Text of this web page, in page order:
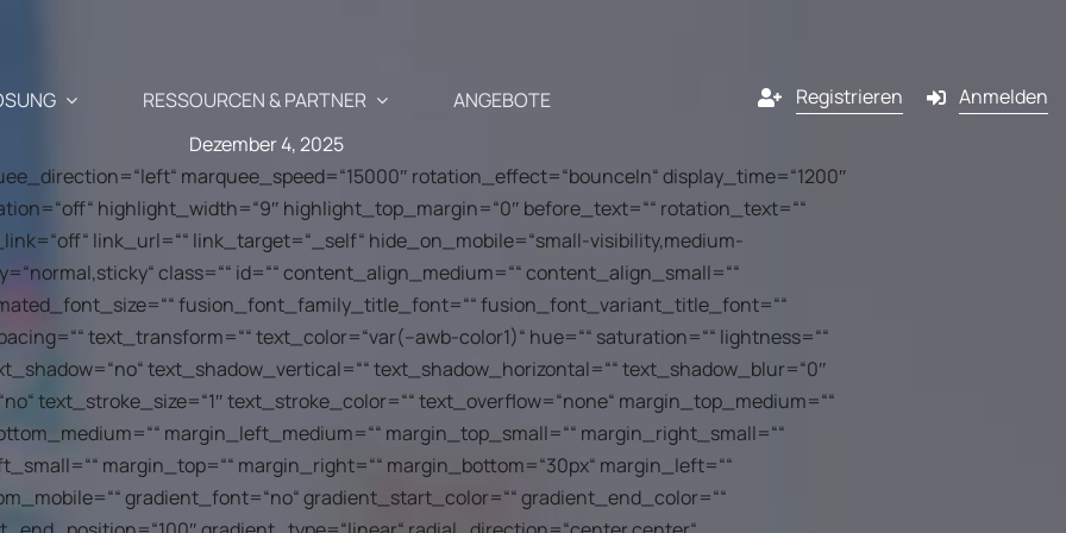
Newsletter-, SMS-
an, die perfekt auf die
abgestimmt sind
Anwendungsfälle
Wiederbelebung des verlassenen
Warenkorbs
Cross-Selling / Up-Selling
Kunden-Geburtstagsmail
Kanäle
E-Mail
SMS
Pop-in
RESSOURCEN & PARTNER
Blog
Ihr E-Commerce & Marketing-Update
mit einem Klick
API – Entwickler 🗗
Partner
Unsere Partner
Warum Partner von
ShopiMind werden?
Treten Sie dem
ANGEBOTE Registrieren
Anmelden
Dezember 4, 2025
marquee_speed=“15000″ rotation_effect=“bounceIn“ display_time=“1200″
highlight_width=“9″ highlight_top_margin=“0″ before_text=““ rotation_text=““
link_url=““ link_target=“_self“ hide_on_mobile=“small-visibility,medium-
class=““ id=““ content_align_medium=““ content_align_small=““
fusion_font_family_title_font=““ fusion_font_variant_title_font=““
text_transform=““ text_color=“var(–awb-color1)“ hue=““ saturation=““ lightness=““
text_shadow_vertical=““ text_shadow_horizontal=““ text_shadow_blur=“0″
text_stroke_size=“1″ text_stroke_color=““ text_overflow=“none“ margin_top_medium=““
margin_left_medium=““ margin_top_small=““ margin_right_small=““
margin_top=““ margin_right=““ margin_bottom=“30px“ margin_left=““
gradient_font=“no“ gradient_start_color=““ gradient_end_color=““